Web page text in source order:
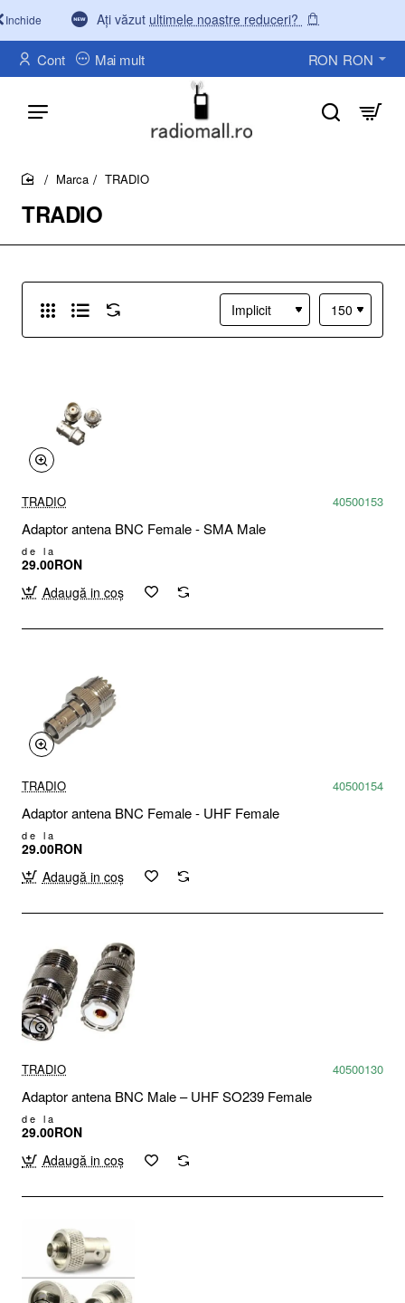
Ați văzut ultimele noastre reduceri?
Inchide
Cont Mai mult RON RON
TRADIO
home
Marca TRADIO
TRADIO 40500153
Adaptor antena BNC Female - SMA Male
de la
29.00RON
Adaugă in coş
TRADIO 40500154
Adaptor antena BNC Female - UHF Female
de la
29.00RON
Adaugă in coş
TRADIO 40500130
Adaptor antena BNC Male – UHF SO239 Female
de la
29.00RON
Adaugă in coş